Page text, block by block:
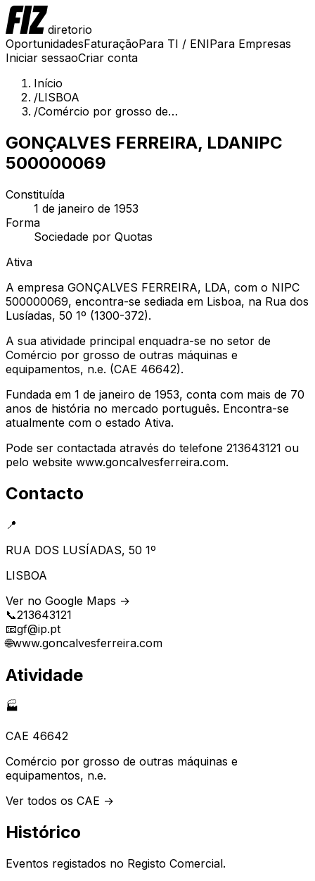
diretorio
OportunidadesFaturaçãoPara TI / ENIPara Empresas
Iniciar sessaoCriar conta
Início
/LISBOA
/Comércio por grosso de…
GONÇALVES FERREIRA, LDANIPC
500000069
Constituída
1 de janeiro de 1953
Forma
Sociedade por Quotas
Ativa
A empresa GONÇALVES FERREIRA, LDA, com o NIPC
500000069, encontra-se sediada em Lisboa, na Rua dos
Lusíadas, 50 1º (1300-372).
A sua atividade principal enquadra-se no setor de
Comércio por grosso de outras máquinas e
equipamentos, n.e. (CAE 46642).
Fundada em 1 de janeiro de 1953, conta com mais de 70
anos de história no mercado português. Encontra-se
atualmente com o estado Ativa.
Pode ser contactada através do telefone 213643121 ou
pelo website www.goncalvesferreira.com.
Contacto
📍
RUA DOS LUSÍADAS, 50 1º
LISBOA
Ver no Google Maps →
📞213643121
📧gf@ip.pt
🌐www.goncalvesferreira.com
Atividade
🏭
CAE 46642
Comércio por grosso de outras máquinas e
equipamentos, n.e.
Ver todos os CAE →
Histórico
Eventos registados no Registo Comercial.